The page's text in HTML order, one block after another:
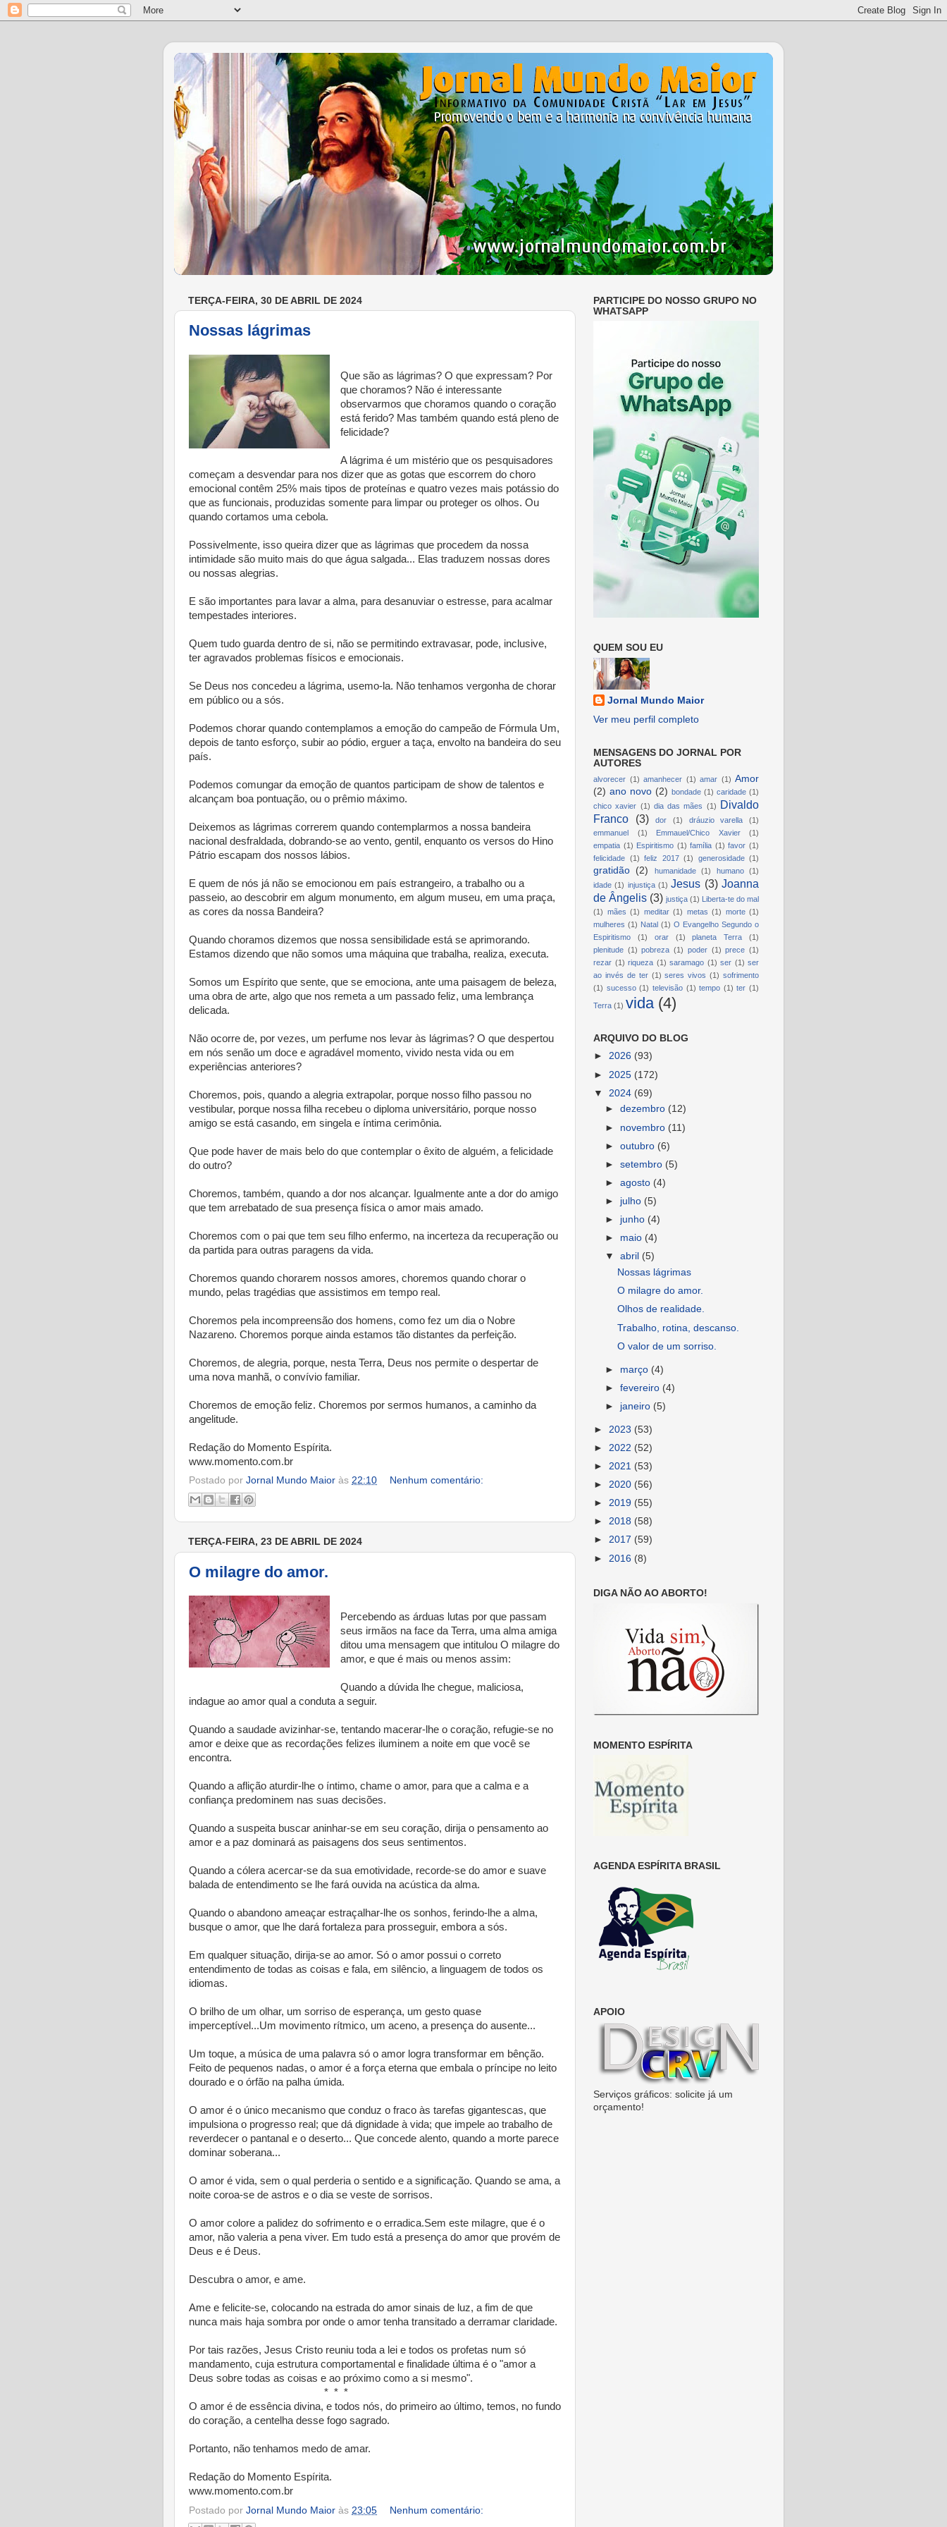
TERÇA-FEIRA, 30 DE ABRIL DE 2024
Nossas lágrimas
Que são as lágrimas? O que expressam? Por
que choramos? Não é interessante
observarmos que choramos quando o coração
está ferido? Mas também quando está pleno de
felicidade?
A lágrima é um mistério que os pesquisadores
começam a desvendar para nos dizer que as gotas que escorrem do choro
emocional contêm 25% mais tipos de proteínas e quatro vezes mais potássio do
que as funcionais, produzidas somente para limpar ou proteger os olhos. Ou
quando cortamos uma cebola.
Possivelmente, isso queira dizer que as lágrimas que procedem da nossa
intimidade são muito mais do que água salgada... Elas traduzem nossas dores
ou nossas alegrias.
E são importantes para lavar a alma, para desanuviar o estresse, para acalmar
tempestades interiores.
Quem tudo guarda dentro de si, não se permitindo extravasar, pode, inclusive,
ter agravados problemas físicos e emocionais.
Se Deus nos concedeu a lágrima, usemo-la. Não tenhamos vergonha de chorar
em público ou a sós.
Podemos chorar quando contemplamos a emoção do campeão de Fórmula Um,
depois de tanto esforço, subir ao pódio, erguer a taça, envolto na bandeira do seu
país.
Podemos comungar da emoção de quantos participam de show de talentos e
alcançam boa pontuação, ou o prêmio máximo.
Deixemos as lágrimas correrem quando contemplarmos a nossa bandeira
nacional desfraldada, dobrando-se ao vento, gentil, enquanto os versos do Hino
Pátrio escapam dos nossos lábios.
E quem de nós já não se emocionou em país estrangeiro, a trabalho ou a
passeio, ao descobrir em algum monumento, em algum museu, em uma praça,
as cores da nossa Bandeira?
Quando choramos dizemos que nossa sensibilidade está se aprimorando.
Estamos dizendo que não somos uma máquina que trabalha, realiza, executa.
Somos um Espírito que sente, que se emociona, ante uma paisagem de beleza,
uma obra de arte, algo que nos remeta a um passado feliz, uma lembrança
delicada.
Não ocorre de, por vezes, um perfume nos levar às lágrimas? O que despertou
em nós senão um doce e agradável momento, vivido nesta vida ou em
experiências anteriores?
Choremos, pois, quando a alegria extrapolar, porque nosso filho passou no
vestibular, porque nossa filha recebeu o diploma universitário, porque nosso
amigo se está casando, em singela e íntima cerimônia.
Que pode haver de mais belo do que contemplar o êxito de alguém, a felicidade
do outro?
Choremos, também, quando a dor nos alcançar. Igualmente ante a dor do amigo
que tem arrebatado de sua presença física o amor mais amado.
Choremos com o pai que tem seu filho enfermo, na incerteza da recuperação ou
da partida para outras paragens da vida.
Choremos quando chorarem nossos amores, choremos quando chorar o
mundo, pelas tragédias que assistimos em tempo real.
Choremos pela incompreensão dos homens, como fez um dia o Nobre
Nazareno. Choremos porque ainda estamos tão distantes da perfeição.
Choremos, de alegria, porque, nesta Terra, Deus nos permite o despertar de
uma nova manhã, o convívio familiar.
Choremos de emoção feliz. Choremos por sermos humanos, a caminho da
angelitude.
Redação do Momento Espírita.
www.momento.com.br
Postado por Jornal Mundo Maior às 22:10 Nenhum comentário:
TERÇA-FEIRA, 23 DE ABRIL DE 2024
O milagre do amor.
Percebendo as árduas lutas por que passam
seus irmãos na face da Terra, uma alma amiga
ditou uma mensagem que intitulou O milagre do
amor, e que é mais ou menos assim:
Quando a dúvida lhe chegue, maliciosa,
indague ao amor qual a conduta a seguir.
Quando a saudade avizinhar-se, tentando macerar-lhe o coração, refugie-se no
amor e deixe que as recordações felizes iluminem a noite em que você se
encontra.
Quando a aflição aturdir-lhe o íntimo, chame o amor, para que a calma e a
confiança predominem nas suas decisões.
Quando a suspeita buscar aninhar-se em seu coração, dirija o pensamento ao
amor e a paz dominará as paisagens dos seus sentimentos.
Quando a cólera acercar-se da sua emotividade, recorde-se do amor e suave
balada de entendimento se lhe fará ouvida na acústica da alma.
Quando o abandono ameaçar estraçalhar-lhe os sonhos, ferindo-lhe a alma,
busque o amor, que lhe dará fortaleza para prosseguir, embora a sós.
Em qualquer situação, dirija-se ao amor. Só o amor possui o correto
entendimento de todas as coisas e fala, em silêncio, a linguagem de todos os
idiomas.
O brilho de um olhar, um sorriso de esperança, um gesto quase
imperceptível...Um movimento rítmico, um aceno, a presença do ausente...
Um toque, a música de uma palavra só o amor logra transformar em bênção.
Feito de pequenos nadas, o amor é a força eterna que embala o príncipe no leito
dourado e o órfão na palha úmida.
O amor é o único mecanismo que conduz o fraco às tarefas gigantescas, que
impulsiona o progresso real; que dá dignidade à vida; que impele ao trabalho de
reverdecer o pantanal e o deserto... Que concede alento, quando a morte parece
dominar soberana...
O amor é vida, sem o qual perderia o sentido e a significação. Quando se ama, a
noite coroa-se de astros e o dia se veste de sorrisos.
O amor colore a palidez do sofrimento e o erradica.Sem este milagre, que é o
amor, não valeria a pena viver. Em tudo está a presença do amor que provém de
Deus e é Deus.
Descubra o amor, e ame.
Ame e felicite-se, colocando na estrada do amor sinais de luz, a fim de que
nunca mais haja sombra por onde o amor tenha transitado a derramar claridade.
Por tais razões, Jesus Cristo reuniu toda a lei e todos os profetas num só
mandamento, cuja estrutura comportamental e finalidade última é o "amor a
Deus sobre todas as coisas e ao próximo como a si mesmo".
* * *
O amor é de essência divina, e todos nós, do primeiro ao último, temos, no fundo
do coração, a centelha desse fogo sagrado.
Portanto, não tenhamos medo de amar.
Redação do Momento Espírita.
www.momento.com.br
Postado por Jornal Mundo Maior às 23:05 Nenhum comentário:
PARTICIPE DO NOSSO GRUPO NO
WHATSAPP
QUEM SOU EU
Jornal Mundo Maior
Ver meu perfil completo
MENSAGENS DO JORNAL POR
AUTORES
alvorecer (1) amanhecer (1) amar (1) Amor
(2) ano novo (2) bondade (1) caridade (1)
chico xavier (1) dia das mães (1) Divaldo
Franco
(3) dor (1) dráuzio varella
(1)
emmanuel
(1) Emmauel/Chico Xavier
(1)
empatia (1) Espiritismo (1) família (1) favor (1)
felicidade (1) feliz 2017 (1) generosidade (1)
gratidão (2) humanidade (1) humano
(1)
idade (1) injustiça (1) Jesus (3) Joanna
de Ângelis (3) justiça (1)
Liberta-te do mal
(1) mães (1) meditar (1) metas (1) morte (1)
mulheres (1) Natal (1) O Evangelho Segundo o
Espiritismo
(1) orar (1) planeta Terra
(1)
plenitude (1) pobreza (1) poder (1) prece (1)
rezar (1) riqueza (1) saramago (1) ser (1) ser
ao invés de ter (1) seres vivos (1) sofrimento
(1) sucesso (1) televisão (1) tempo (1) ter (1)
Terra (1) vida (4)
ARQUIVO DO BLOG
► 2026 (93)
► 2025 (172)
▼ 2024 (69)
►dezembro (12)
► novembro (11)
►outubro (6)
►setembro (5)
►agosto (4)
► julho (5)
► junho (4)
► maio (4)
▼abril (5)
Nossas lágrimas
O milagre do amor.
Olhos de realidade.
Trabalho, rotina, descanso.
O valor de um sorriso.
► março (4)
►fevereiro (4)
► janeiro (5)
► 2023 (53)
► 2022 (52)
► 2021 (53)
► 2020 (56)
► 2019 (55)
► 2018 (58)
► 2017 (59)
► 2016 (8)
DIGA NÃO AO ABORTO!
MOMENTO ESPÍRITA
AGENDA ESPÍRITA BRASIL
APOIO
Serviços gráficos: solicite já um
orçamento!